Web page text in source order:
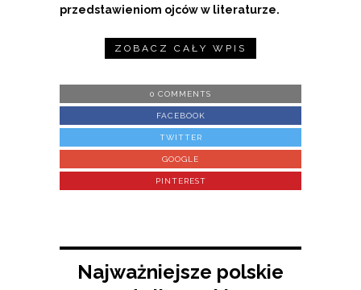
przedstawieniom ojców w literaturze.
ZOBACZ CAŁY WPIS
0 COMMENTS
FACEBOOK
TWITTER
GOOGLE
PINTEREST
Najważniejsze polskie